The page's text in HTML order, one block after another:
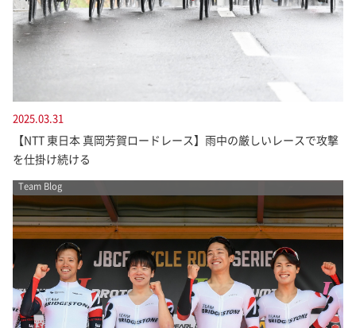
2025.03.31
【NTT 東日本 真岡芳賀ロードレース】雨中の厳しいレースで攻撃
を仕掛け続ける
Team Blog